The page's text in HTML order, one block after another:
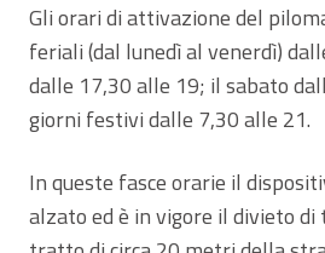
Gli orari di attivazione del
feriali (dal lunedì al venerdì)
dalle 17,30 alle 19; il sabato
giorni festivi dalle 7,30 alle 21.
In queste fasce orarie il
alzato ed è in vigore il divieto